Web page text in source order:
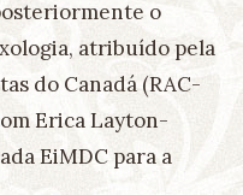
o
atribuído pela
do Canadá (RAC-
Erica Layton-
EiMDC para a